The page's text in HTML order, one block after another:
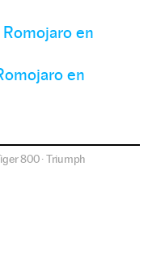
en
en
800·Triumph